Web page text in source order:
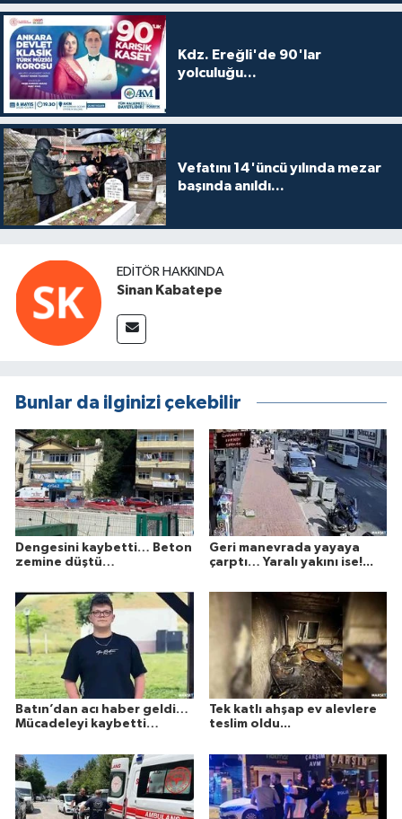
Kdz. Ereğli'de 90'lar
yolculuğu...
Vefatını 14'üncü yılında mezar
başında anıldı...
EDITÖR HAKKINDA
Sinan Kabatepe
Bunlar da ilginizi çekebilir
Dengesini kaybetti… Beton
zemine düştü…
Geri manevrada yayaya
çarptı… Yaralı yakını ise!...
Batın’dan acı haber geldi…
Mücadeleyi kaybetti…
Tek katlı ahşap ev alevlere
teslim oldu...